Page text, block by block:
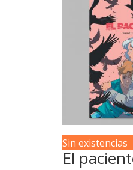
Sin existencias
El